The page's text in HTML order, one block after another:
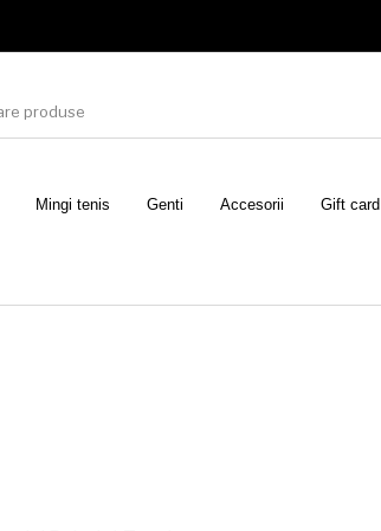
Mingi tenis Genti Accesorii Gift card